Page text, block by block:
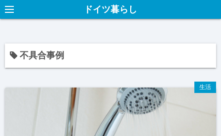
ドイツ暮らし
不具合事例
生活